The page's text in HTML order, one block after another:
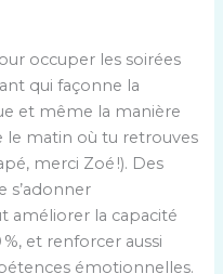
occuper les soirées
qui façonne la
et même la manière
le matin où tu retrouves
merci Zoé !). Des
s’adonner
améliorer la capacité
et renforcer aussi
émotionnelles.